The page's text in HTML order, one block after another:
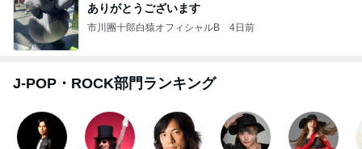
ありがとうございます
市川團十郎白猿オフィシャルB 4日前
J-POP・ROCK部門ランキング